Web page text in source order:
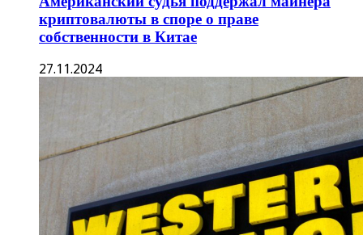
криптовалюты в споре о праве
собственности в Китае
27.11.2024